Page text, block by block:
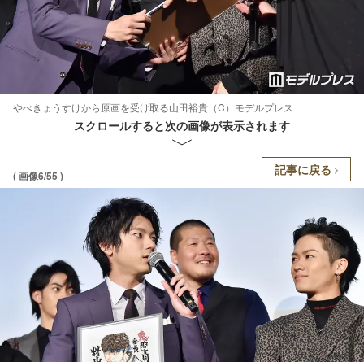
やべきょうすけから原画を受け取る山田裕貴（C）モデルプレス
スクロールすると次の画像が表示されます
( 画像6/55 ) 記事に戻る